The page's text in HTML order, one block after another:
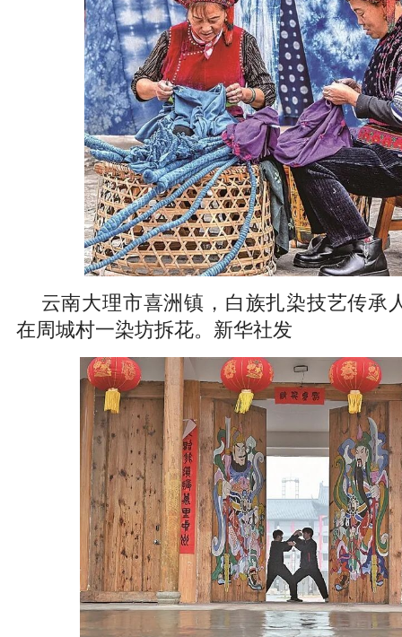
云南大理市喜洲镇，白族扎染技艺传承
在周城村一染坊拆花。新华社发